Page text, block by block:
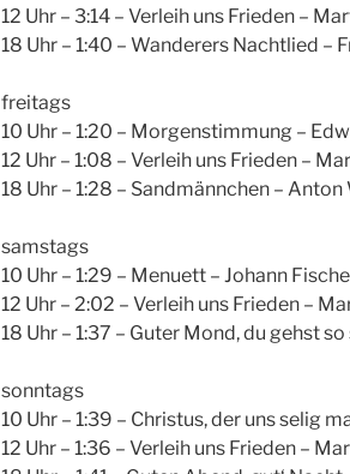
12 Uhr – 3:14 – Verleih uns Frieden –
18 Uhr – 1:40 – Wanderers Nachtlied –
freitags
10 Uhr – 1:20 – Morgenstimmung –
12 Uhr – 1:08 – Verleih uns Frieden –
18 Uhr – 1:28 – Sandmännchen –
samstags
10 Uhr – 1:29 – Menuett – Johann
12 Uhr – 2:02 – Verleih uns Frieden –
18 Uhr – 1:37 – Guter Mond, du gehst
sonntags
10 Uhr – 1:39 – Christus, der uns selig
12 Uhr – 1:36 – Verleih uns Frieden –